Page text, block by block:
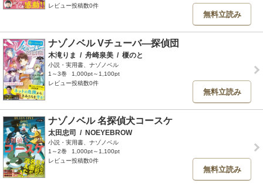
レビュー投稿数0件
無料立読み
ナゾノベル Vチューバ―探偵団
木滝りま / 舟崎泉美 / 榎のと
小説・実用書、ナゾノベル
1～3巻
1,000pt～1,100pt
レビュー投稿数0件
無料立読み
ナゾノベル 名探偵犬コースケ
太田忠司 / NOEYEBROW
小説・実用書、ナゾノベル
1～2巻
1,000pt～1,100pt
レビュー投稿数0件
無料立読み